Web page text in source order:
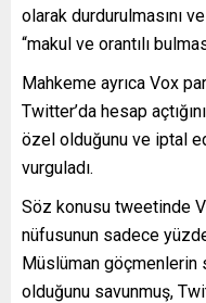
olarak durdurulmasını
“makul ve orantılı
Mahkeme ayrıca Vox
Twitter’da hesap
özel olduğunu ve iptal
vurguladı.
Söz konusu tweetinde
nüfusunun sadece
Müslüman göçmenlerin
olduğunu savunmuş,